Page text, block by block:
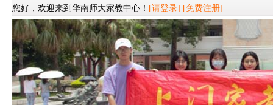
您好，欢迎来到华南师大家教中心！ [请登录] [免费注册]